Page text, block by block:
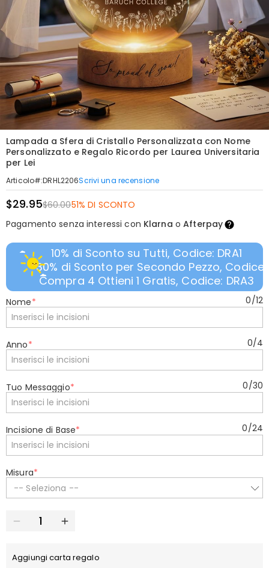
Lampada a Sfera di Cristallo Personalizzata con Nome
Personalizzato e Regalo Ricordo per Laurea Universitaria
per Lei
Articolo#:DRHL2206Scrivi una recensione
$29.95$60.0051% DI SCONTO
Pagamento senza interessi con Klarna oAfterpay
10% di Sconto su Tutti, Codice: DRA1
30% di Sconto per Secondo Pezzo, Codice:
Compra 4 Ottieni 1 Gratis, Codice: DRA3
Nome* 0/12
Anno* 0/4
Tuo Messaggio* 0/30
Incisione di Base* 0/24
Misura*
-- Seleziona --
Aggiungi carta regalo